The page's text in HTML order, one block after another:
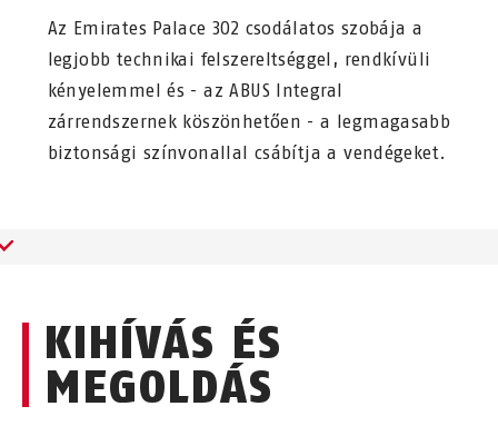
Az Emirates Palace 302 csodálatos szobája a
legjobb technikai felszereltséggel, rendkívüli
kényelemmel és - az ABUS Integral
zárrendszernek köszönhetően - a legmagasabb
biztonsági színvonallal csábítja a vendégeket.
KIHÍVÁS ÉS
MEGOLDÁS